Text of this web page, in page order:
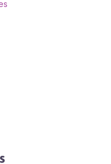
» de la
dans notre
D'autres séries
Natsuki,
Bella, Bonbon,